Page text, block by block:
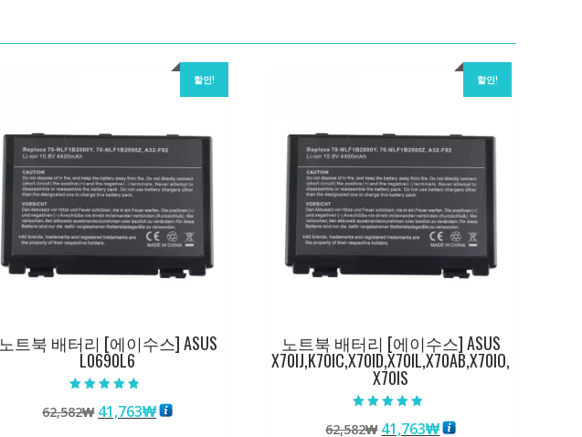
할인!
노트북 배터리 [에이수스] ASUS
L0690L6
4.50
로 평가됨
62,582₩ 원
41,763₩현
할인!
노트북 배터리 [에이수스] ASUS
X70IJ,K70IC,X70ID,X70IL,X70AB,X70IO,
X70IS
5.00
62,582₩ 원
41,763₩현